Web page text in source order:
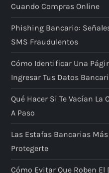
Cuando Compras Online
Phishing Bancario:
SMS Fraudulentos
Cómo Identificar Una
Ingresar Tus Datos
Qué Hacer Si Te Vacían
A Paso
Las Estafas Bancarias
Protegerte
Cómo Evitar Que Roben El